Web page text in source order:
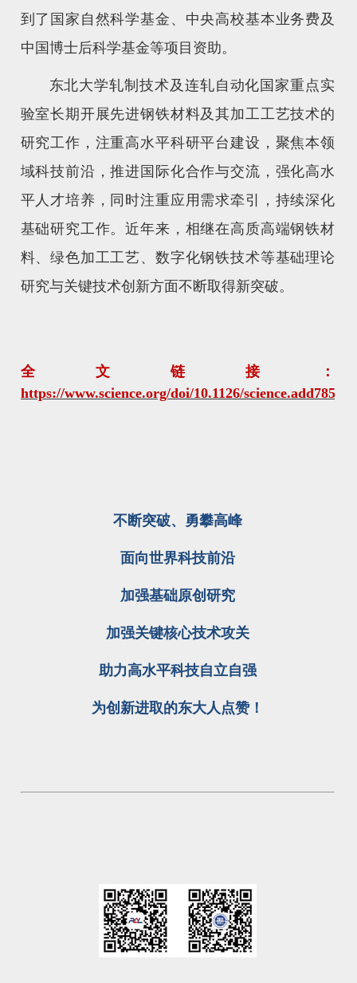
到了国家自然科学基金、中央高校基本业务费及
中国博士后科学基金等项目资助。
东北大学轧制技术及连轧自动化国家重点实
验室长期开展先进钢铁材料及其加工工艺技术的
研究工作，注重高水平科研平台建设，聚焦本领
域科技前沿，推进国际化合作与交流，强化高水
平人才培养，同时注重应用需求牵引，持续深化
基础研究工作。近年来，相继在高质高端钢铁材
料、绿色加工工艺、数字化钢铁技术等基础理论
研究与关键技术创新方面不断取得新突破。
全文链接：
https://www.science.org/doi/10.1126/science.add7857
不断突破、勇攀高峰
面向世界科技前沿
加强基础原创研究
加强关键核心技术攻关
助力高水平科技自立自强
为创新进取的东大人点赞！